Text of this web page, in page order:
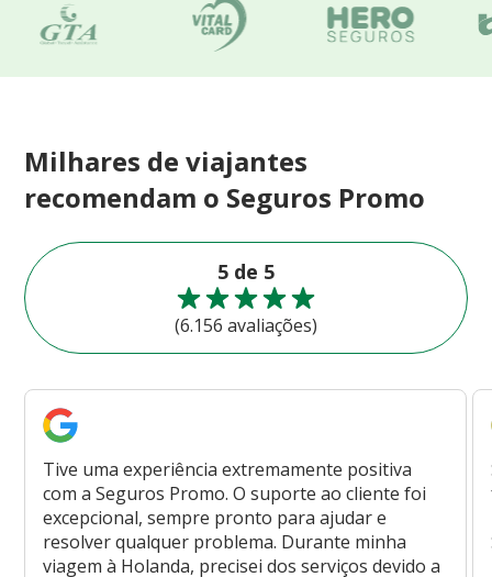
Milhares de viajantes
recomendam o Seguros Promo
5 de 5
(6.156 avaliações)
Tive uma experiência extremamente positiva
com a Seguros Promo. O suporte ao cliente foi
excepcional, sempre pronto para ajudar e
resolver qualquer problema. Durante minha
viagem à Holanda, precisei dos serviços devido a